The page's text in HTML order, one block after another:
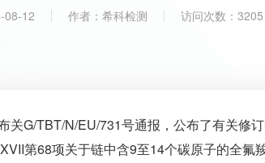
08-12 作者： 希科检测 访问次数：3205
关G/TBT/N/EU/731号通报，公布了有关修
第68项关于链中含9至14个碳原子的全氟